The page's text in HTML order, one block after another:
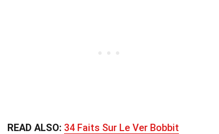
READ ALSO: 34 Faits Sur Le Ver Bobbit